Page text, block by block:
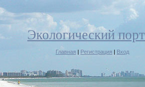
Экологический
Главная | Регистрация | Вход